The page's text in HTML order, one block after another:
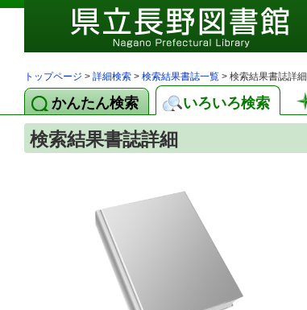
トップページ > 詳細検索 > 検索結果書誌一覧 > 検索結果書誌詳細
かんたん検索 いろいろ検索
検索結果書誌詳細